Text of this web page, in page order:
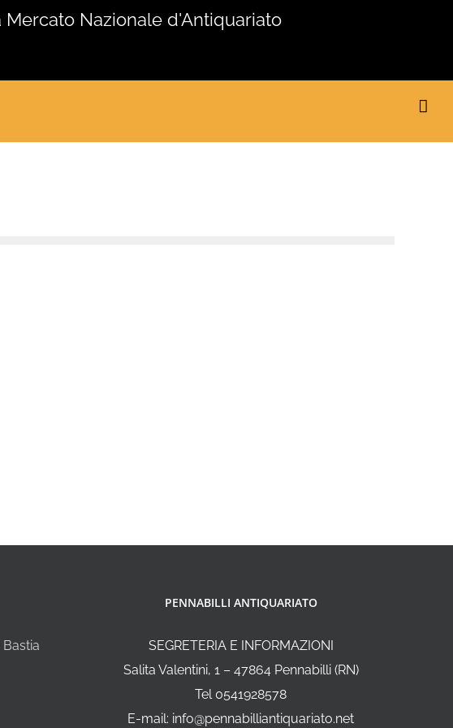
Mercato Nazionale d'Antiquariato
PENNABILLI ANTIQUARIATO
SEGRETERIA E INFORMAZIONI
Salita Valentini, 1 – 47864 Pennabilli (RN)
Tel 0541928578
E-mail: info@pennabilliantiquariato.net